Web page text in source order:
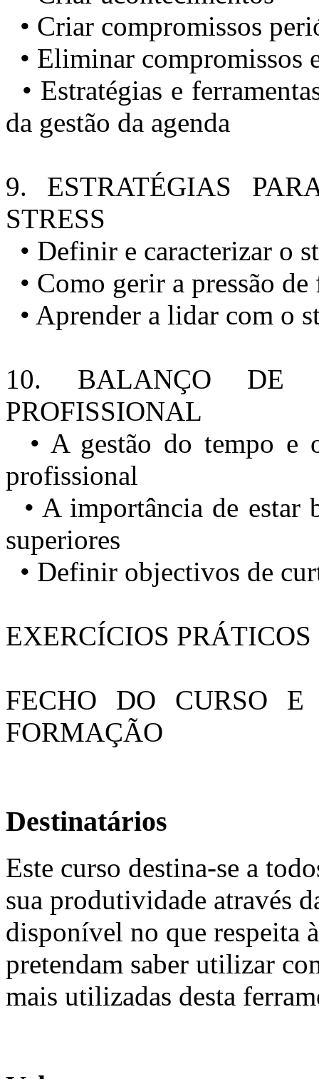
• Criar compromissos
• Eliminar compromissos
• Estratégias e
da gestão da agenda
9. ESTRATÉGIAS
STRESS
• Definir e caracterizar o
• Como gerir a pressão
• Aprender a lidar com o
10. BALANÇO DE
PROFISSIONAL
• A gestão do tempo e
profissional
• A importância de estar
superiores
• Definir objectivos de
EXERCÍCIOS PRÁTICOS
FECHO DO CURSO
FORMAÇÃO
Destinatários
Este curso destina-se a
sua produtividade através
disponível no que respeita
pretendam saber utilizar
mais utilizadas desta